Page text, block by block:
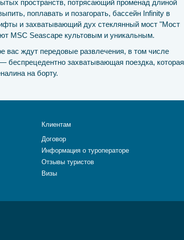
пространств, потрясающий променад длиной
поплавать и позагорать, бассейн Infinity в
и захватывающий дух стеклянный мост "Мост
MSC Seascape культовым и уникальным.
вас ждут передовые развлечения, в том числе
беспрецедентно захватывающая поездка, которая
на борту.
Клиентам
Договор
Информация о туроператоре
Отзывы туристов
Визы